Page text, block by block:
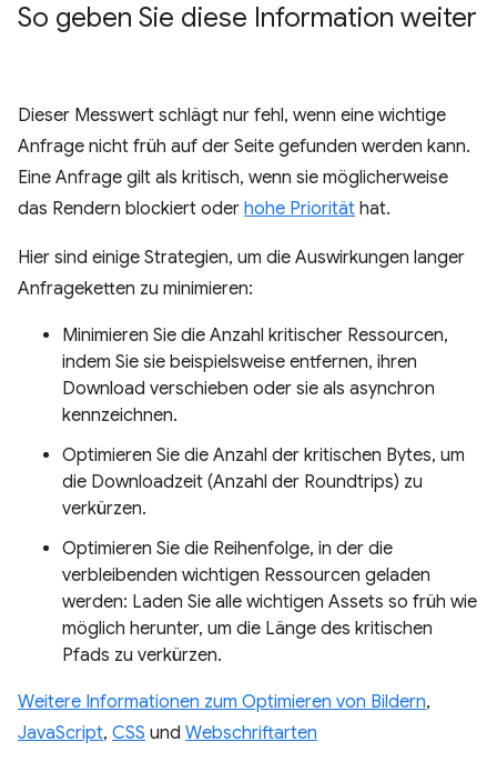
So geben Sie diese Information weiter
Dieser Messwert schlägt nur fehl, wenn eine wichtige
Anfrage nicht früh auf der Seite gefunden werden kann.
Eine Anfrage gilt als kritisch, wenn sie möglicherweise
das Rendern blockiert oder hohe Priorität hat.
Hier sind einige Strategien, um die Auswirkungen langer
Anfrageketten zu minimieren:
Minimieren Sie die Anzahl kritischer Ressourcen,
indem Sie sie beispielsweise entfernen, ihren
Download verschieben oder sie als asynchron
kennzeichnen.
Optimieren Sie die Anzahl der kritischen Bytes, um
die Downloadzeit (Anzahl der Roundtrips) zu
verkürzen.
Optimieren Sie die Reihenfolge, in der die
verbleibenden wichtigen Ressourcen geladen
werden: Laden Sie alle wichtigen Assets so früh wie
möglich herunter, um die Länge des kritischen
Pfads zu verkürzen.
Weitere Informationen zum Optimieren von Bildern,
JavaScript, CSS und Webschriftarten